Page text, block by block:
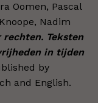
Oomen, Pascal
Nadim
rechten. Teksten
in tijden
by
and English.